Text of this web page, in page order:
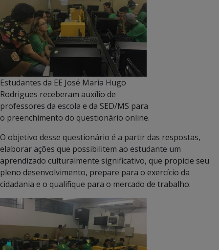
Estudantes da EE José Maria Hugo
Rodrigues receberam auxílio de
professores da escola e da SED/MS para
o preenchimento do questionário online.
O objetivo desse questionário é a partir das respostas,
elaborar ações que possibilitem ao estudante um
aprendizado culturalmente significativo, que propicie seu
pleno desenvolvimento, prepare para o exercício da
cidadania e o qualifique para o mercado de trabalho.